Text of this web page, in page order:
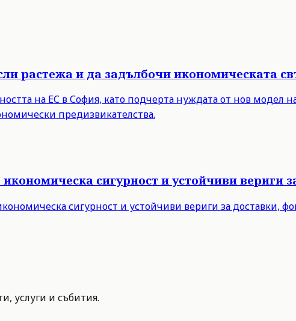
растежа и да задълбочи икономическата
на ЕС в София, като подчерта нуждата от нов модел
предизвикателства.
сигурност и устойчиви вериги
сигурност и устойчиви вериги за доставки,
услуги и събития.